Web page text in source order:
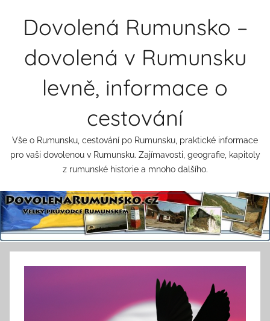
Dovolená Rumunsko –
dovolená v Rumunsku
levně, informace o
cestování
Vše o Rumunsku, cestování po Rumunsku, praktické informace
pro vaši dovolenou v Rumunsku. Zajímavosti, geografie, kapitoly
z rumunské historie a mnoho dalšího.